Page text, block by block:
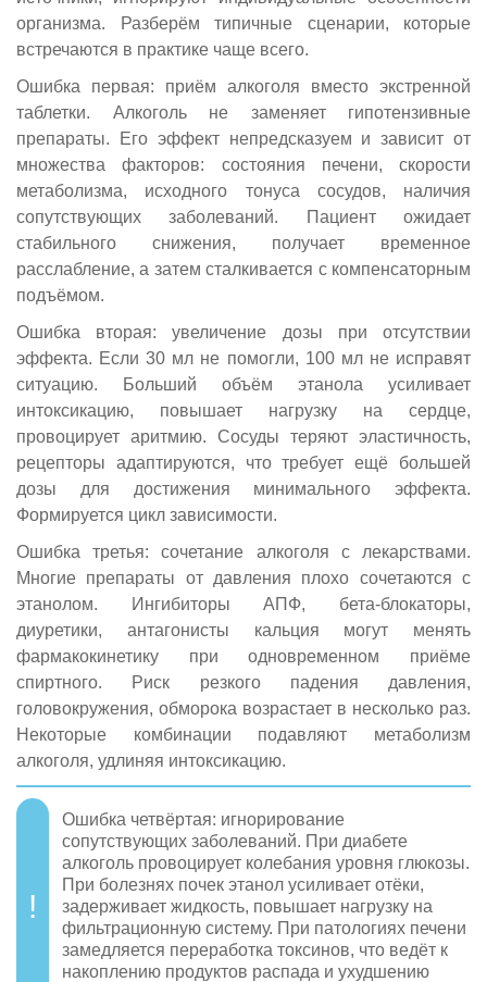
организма. Разберём типичные сценарии, которые
встречаются в практике чаще всего.
Ошибка первая: приём алкоголя вместо экстренной
таблетки. Алкоголь не заменяет гипотензивные
препараты. Его эффект непредсказуем и зависит от
множества факторов: состояния печени, скорости
метаболизма, исходного тонуса сосудов, наличия
сопутствующих заболеваний. Пациент ожидает
стабильного снижения, получает временное
расслабление, а затем сталкивается с компенсаторным
подъёмом.
Ошибка вторая: увеличение дозы при отсутствии
эффекта. Если 30 мл не помогли, 100 мл не исправят
ситуацию. Больший объём этанола усиливает
интоксикацию, повышает нагрузку на сердце,
провоцирует аритмию. Сосуды теряют эластичность,
рецепторы адаптируются, что требует ещё большей
дозы для достижения минимального эффекта.
Формируется цикл зависимости.
Ошибка третья: сочетание алкоголя с лекарствами.
Многие препараты от давления плохо сочетаются с
этанолом. Ингибиторы АПФ, бета-блокаторы,
диуретики, антагонисты кальция могут менять
фармакокинетику при одновременном приёме
спиртного. Риск резкого падения давления,
головокружения, обморока возрастает в несколько раз.
Некоторые комбинации подавляют метаболизм
алкоголя, удлиняя интоксикацию.
Ошибка четвёртая: игнорирование
сопутствующих заболеваний. При диабете
алкоголь провоцирует колебания уровня глюкозы.
При болезнях почек этанол усиливает отёки,
задерживает жидкость, повышает нагрузку на
фильтрационную систему. При патологиях печени
замедляется переработка токсинов, что ведёт к
накоплению продуктов распада и ухудшению
И мы перезвоним в течение одной минуты
Оставить заявку
Нажимая кнопку «Оставить заявку», вы соглашаетесь с
политикой конфиденциальности
И мы перезвоним в течение одной минуты
Оставить заявку
Нажимая кнопку «Оставить заявку», вы соглашаетесь с
политикой конфиденциальности
Оставьте заявку и мы перезвоним в течние одной минуты
Оставить заявку
Нажимая кнопку «Оставить заявку», вы соглашаетесь с
политикой конфиденциальности
Приедем на дом за 30 минут
Выезжаем круглосуточно
Отправить
Нажимая на кнопку ”Отправить”, Вы даёте своё согласие на
обработку персональных данных
Отправить
Нажимая кнопку "Отправить", вы соглашаетесь сполитикой
конфиденциальности
Отправить вопрос
Нажимая на кнопку ”Отправить вопрос”, Вы даёте своё
согласие на обработку персональных данных
Чаще всего ищут:
Капельница от похмелья
Нарколог на дом
Снятие ломки
И мы перезвоним в течение одной минуты
Оставить заявку
Нажимая кнопку «Оставить заявку», вы соглашаетесь с
политикой конфиденциальности